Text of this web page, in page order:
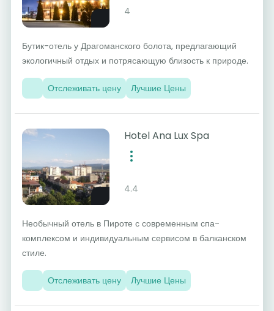
4
Бутик-отель у Драгоманского болота, предлагающий
экологичный отдых и потрясающую близость к природе.
Отслеживать цену Лучшие Цены
Hotel Ana Lux Spa
4.4
Необычный отель в Пироте с современным спа-
комплексом и индивидуальным сервисом в балканском
стиле.
Отслеживать цену Лучшие Цены